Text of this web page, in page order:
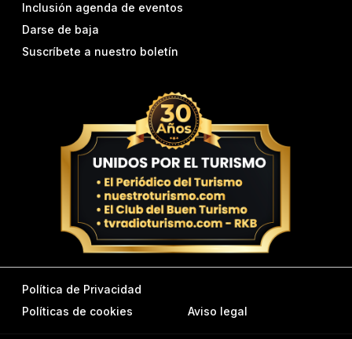
Inclusión agenda de eventos
Darse de baja
Suscríbete a nuestro boletín
Política de Privacidad
Políticas de cookies
Aviso legal